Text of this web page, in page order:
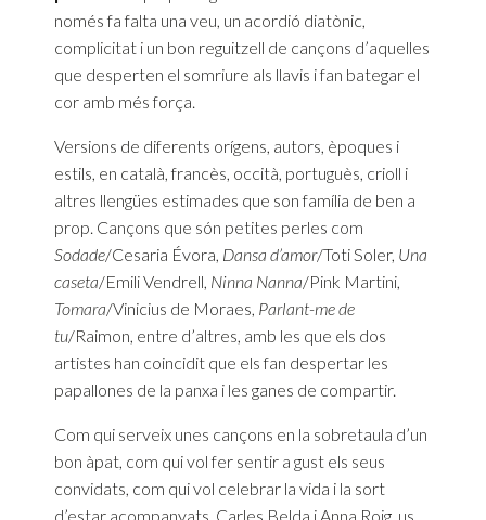
només fa falta una veu, un acordió diatònic,
complicitat i un bon reguitzell de cançons d’aquelles
que desperten el somriure als llavis i fan bategar el
cor amb més força.
Versions de diferents orígens, autors, èpoques i
estils, en català, francès, occità, portuguès, crioll i
altres llengües estimades que son família de ben a
prop. Cançons que són petites perles com
Sodade/Cesaria Évora, Dansa d’amor/Toti Soler, Una
caseta/Emili Vendrell, Ninna Nanna/Pink Martini,
Tomara/Vinicius de Moraes, Parlant-me de
tu/Raimon, entre d’altres, amb les que els dos
artistes han coincidit que els fan despertar les
papallones de la panxa i les ganes de compartir.
Com qui serveix unes cançons en la sobretaula d’un
bon àpat, com qui vol fer sentir a gust els seus
convidats, com qui vol celebrar la vida i la sort
d’estar acompanyats, Carles Belda i Anna Roig, us